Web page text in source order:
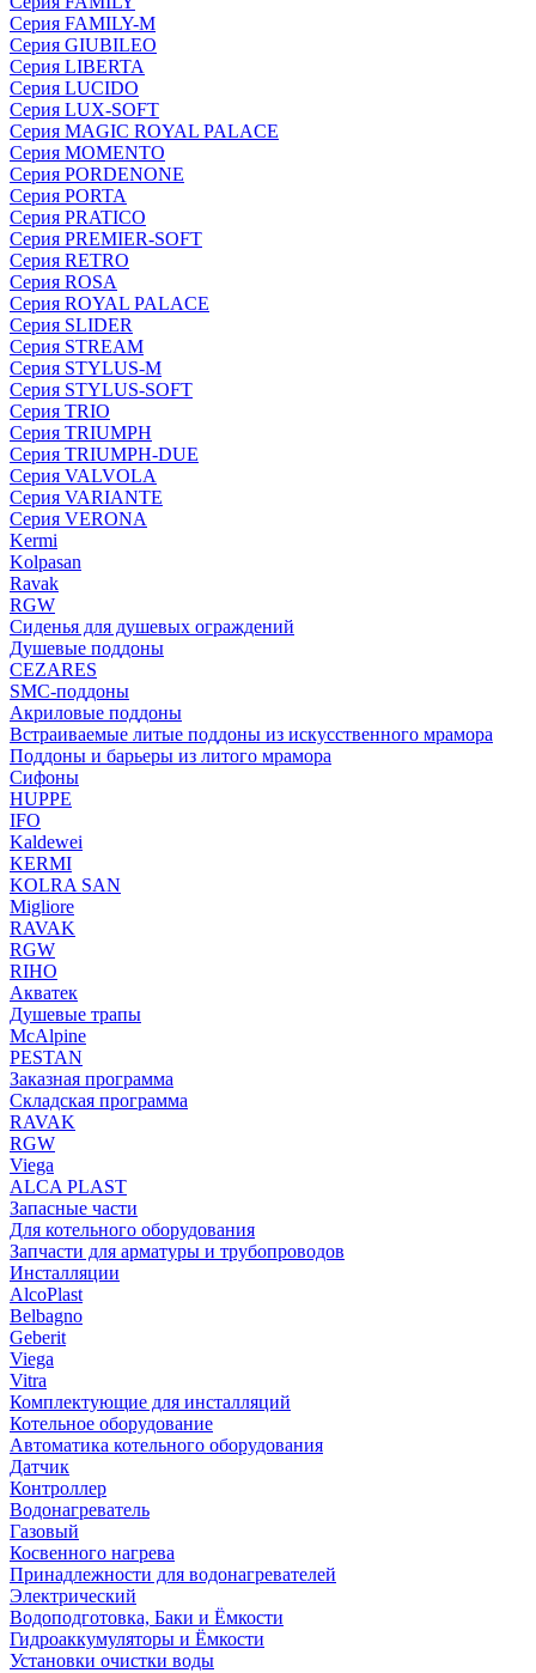
Серия FAMILY-M
Серия GIUBILEO
Серия LIBERTA
Серия LUCIDO
Серия LUX-SOFT
Серия MAGIC ROYAL PALACE
Серия MOMENTO
Серия PORDENONE
Серия PORTA
Серия PRATICO
Серия PREMIER-SOFT
Серия RETRO
Серия ROSA
Серия ROYAL PALACE
Серия SLIDER
Серия STREAM
Серия STYLUS-M
Серия STYLUS-SOFT
Серия TRIO
Серия TRIUMPH
Серия TRIUMPH-DUE
Серия VALVOLA
Серия VARIANTE
Серия VERONA
Kermi
Kolpasan
Ravak
RGW
Сиденья для душевых ограждений
Душевые поддоны
CEZARES
SMC-поддоны
Акриловые поддоны
Встраиваемые литые поддоны из искусственного мрамора
Поддоны и барьеры из литого мрамора
Сифоны
HUPPE
IFO
Kaldewei
KERMI
KOLRA SAN
Migliore
RAVAK
RGW
RIHO
Акватек
Душевые трапы
McAlpine
PESTAN
Заказная программа
Складская программа
RAVAK
RGW
Viega
АLCA PLAST
Запасные части
Для котельного оборудования
Запчасти для арматуры и трубопроводов
Инсталляции
AlcoPlast
Belbagno
Geberit
Viega
Vitra
Комплектующие для инсталляций
Котельное оборудование
Автоматика котельного оборудования
Датчик
Контроллер
Водонагреватель
Газовый
Косвенного нагрева
Принадлежности для водонагревателей
Электрический
Водоподготовка, Баки и Ёмкости
Гидроаккумуляторы и Ёмкости
Установки очистки воды